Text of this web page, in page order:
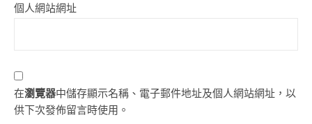
個人網站網址
在瀏覽器中儲存顯示名稱、電子郵件地址及個人網站網址，以
供下次發佈留言時使用。